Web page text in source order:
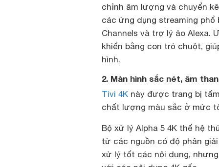
chỉnh âm lượng và chuyển
các ứng dụng streaming phổ
Channels và trợ lý ảo Alexa.
khiển bằng con trỏ chuột,
hình.
2. Màn hình sắc nét, âm
Tivi 4K này được trang bị
chất lượng màu sắc ở mức
Bộ xử lý Alpha 5 4K thế hệ
từ các nguồn có độ phân
xử lý tốt các nội dung,